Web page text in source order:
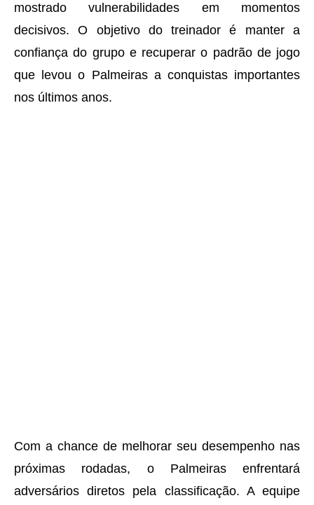
mostrado vulnerabilidades em momentos
decisivos. O objetivo do treinador é manter a
confiança do grupo e recuperar o padrão de jogo
que levou o Palmeiras a conquistas importantes
nos últimos anos.
Com a chance de melhorar seu desempenho nas
próximas rodadas, o Palmeiras enfrentará
adversários diretos pela classificação. A equipe